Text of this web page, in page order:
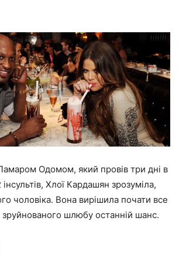
Одомом, який провів три дні в
Хлої Кардашян зрозуміла,
чоловіка. Вона вирішила почати все
зруйнованого шлюбу останній шанс.